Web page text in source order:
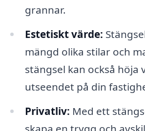
grannar.
Estetiskt värde:
mängd olika stilar och
stängsel kan också höja
utseendet på din
Privatliv: Med ett